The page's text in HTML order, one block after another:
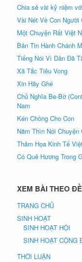
Chia sẻ vài kỷ niệm
Vài Nét Về Con Người
Một Chuyện Rất Việt
Bản Tin Hành Chánh
Tiếng Nói Vì Dân Đã
Xã Tắc Tiêu Vong
Xin Hãy Ghé
Chủ Nghĩa Be-Bờ
Nam
Kén Chồng Cho Con
Năm Thìn Nói Chuyện
Thảm Họa Kinh Tế
Có Quê Hương Trong
XEM BÀI THEO
TRANG CHỦ
SINH HOẠT
SINH HOẠT HỘI
SINH HOẠT CỘNG
THỜI LUẬN